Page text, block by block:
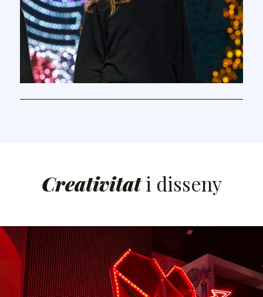
Creativitati disseny